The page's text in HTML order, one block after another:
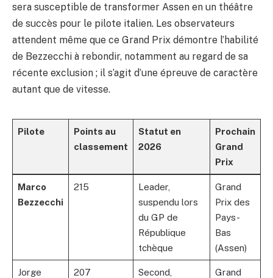
sera susceptible de transformer Assen en un théâtre
de succès pour le pilote italien. Les observateurs
attendent même que ce Grand Prix démontre l’habilité
de Bezzecchi à rebondir, notamment au regard de sa
récente exclusion ; il s’agit d’une épreuve de caractère
autant que de vitesse.
Pilote
Points au
classement
Statut en
2026
Prochain
Grand
Prix
Marco
Bezzecchi
215
Leader,
suspendu lors
du GP de
République
tchèque
Grand
Prix des
Pays-
Bas
(Assen)
Jorge
207
Second,
Grand